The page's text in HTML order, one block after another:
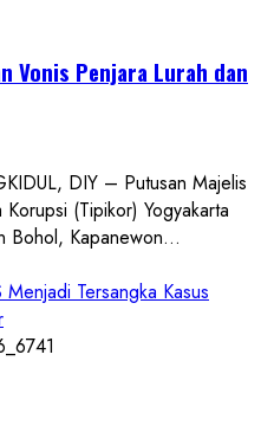
Vonis Penjara Lurah dan
DIY – Putusan Majelis
(Tipikor) Yogyakarta
Bohol, Kapanewon...
Tersangka Kasus